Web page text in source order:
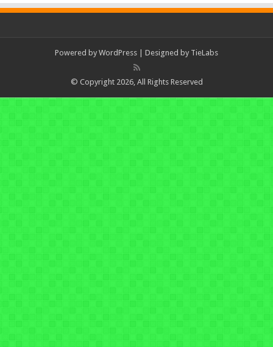
Powered by WordPress | Designed by TieLabs
© Copyright 2026, All Rights Reserved